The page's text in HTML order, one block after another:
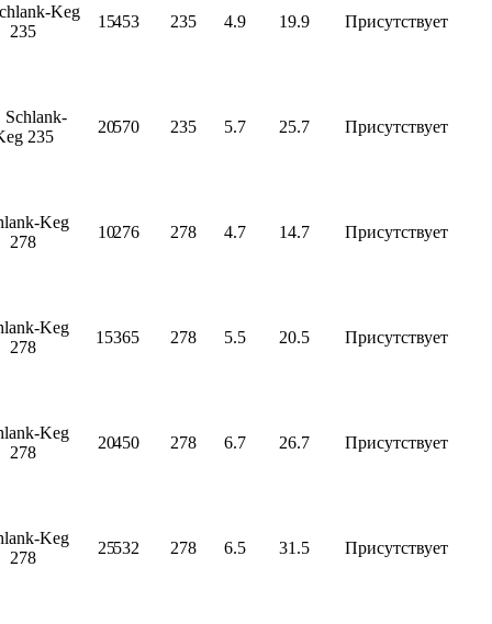
Keg
235
15453 235 4.9 19.9 Присутствует
235
20570 235 5.7 25.7 Присутствует
Keg
278
10276 278 4.7 14.7 Присутствует
Keg
278
15365 278 5.5 20.5 Присутствует
Keg
278
20450 278 6.7 26.7 Присутствует
Keg
278
25532 278 6.5 31.5 Присутствует